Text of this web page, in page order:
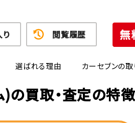
選ばれる理由 カーセブンの
閲覧履歴
)の買取・査定の特